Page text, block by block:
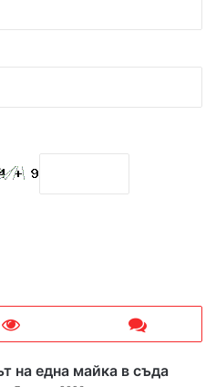
на една майка в съда